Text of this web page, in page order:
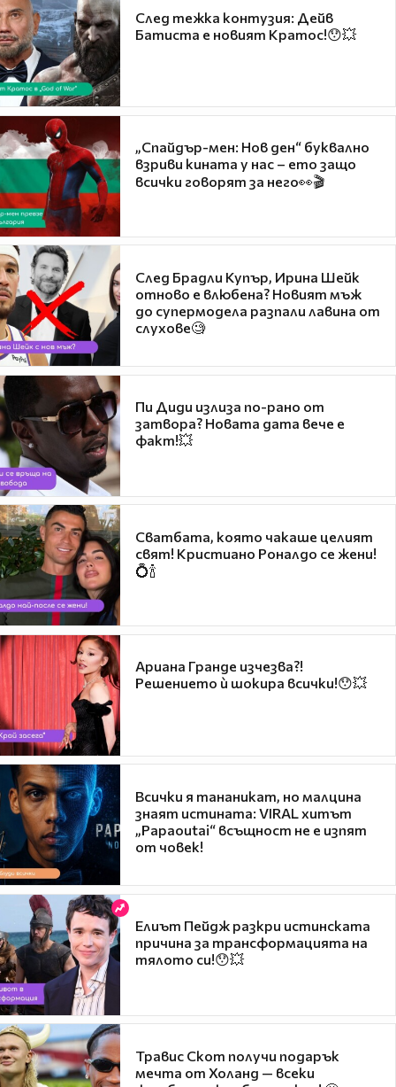
След тежка контузия: Дейв
Батиста е новият Кратос!😯💥
„Спайдър-мен: Нов ден“ буквално
взриви кината у нас – ето защо
всички говорят за него👀🎬
След Брадли Купър, Ирина Шейк
отново е влюбена? Новият мъж
до супермодела разпали лавина от
слухове🧐
Пи Диди излиза по-рано от
затвора? Новата дата вече е
факт!💥
Сватбата, която чакаше целият
свят! Кристиано Роналдо се жени!
💍🍾
Ариана Гранде изчезва?!
Решението ѝ шокира всички!😯💥
Всички я тананикат, но малцина
знаят истината: VIRAL хитът
„Papaoutai“ всъщност не е изпят
от човек!
Елиът Пейдж разкри истинската
причина за трансформацията на
тялото си!😯💥
Травис Скот получи подарък
мечта от Холанд — всеки